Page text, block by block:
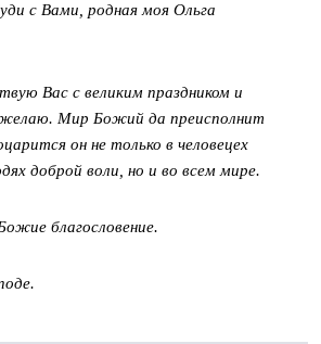
с Вами, родная моя Ольга
Вас с великим праздником и
Мир Божий да преисполнит
он не только в человецех
доброй воли, но и во всем мире.
благословение.